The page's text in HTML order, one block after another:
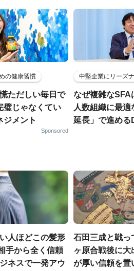
の健康習慣
ただしい毎日で
璧じゃなくてい
ジメント
Sponsored
中堅企業にリーズ
なぜ複雑なSFA
人数組織に最
延長」で進める
人ほどこの髪形
手から全く信頼
ネスで一発アウ
石田三成と戦っ
ヶ原合戦後に大
が厚い信頼を置